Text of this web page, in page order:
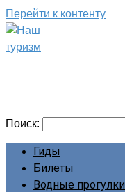
Перейти к контенту
Поиск:
Гиды
Билеты
Водные прогулки